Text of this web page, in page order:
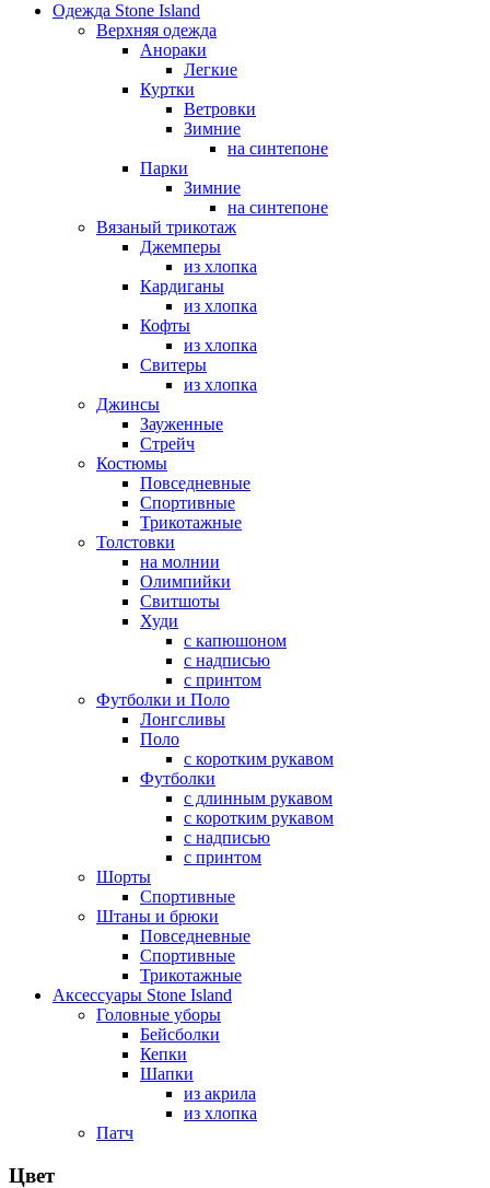
Одежда Stone Island
Верхняя одежда
Анораки
Легкие
Куртки
Ветровки
Зимние
на синтепоне
Парки
Зимние
на синтепоне
Вязаный трикотаж
Джемперы
из хлопка
Кардиганы
из хлопка
Кофты
из хлопка
Свитеры
из хлопка
Джинсы
Зауженные
Стрейч
Костюмы
Повседневные
Спортивные
Трикотажные
Толстовки
на молнии
Олимпийки
Свитшоты
Худи
с капюшоном
с надписью
с принтом
Футболки и Поло
Лонгсливы
Поло
с коротким рукавом
Футболки
с длинным рукавом
с коротким рукавом
с надписью
с принтом
Шорты
Спортивные
Штаны и брюки
Повседневные
Спортивные
Трикотажные
Аксессуары Stone Island
Головные уборы
Бейсболки
Кепки
Шапки
из акрила
из хлопка
Патч
Цвет